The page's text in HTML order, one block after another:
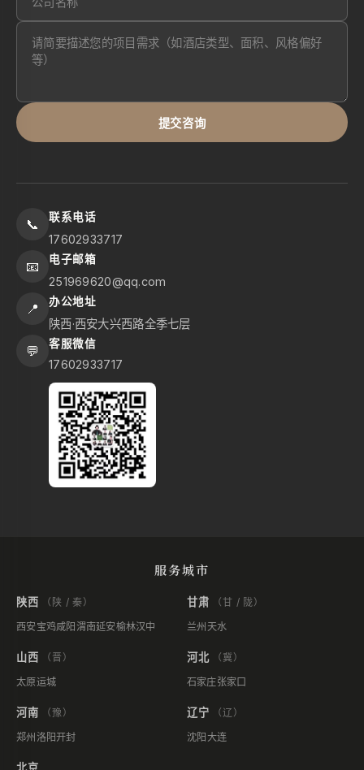
提交咨询
📞 联系电话
17602933717
📧 电子邮箱
251969620@qq.com
📍 办公地址
陕西·西安大兴西路全季七层
💬 客服微信
17602933717
服务城市
陕西
（陕 / 秦）
西安宝鸡咸阳 渭南延安榆林汉中
甘肃
（甘 / 陇）
兰州 天水
山西
（晋）
太原运城
河北
（冀）
石家庄张家口
河南
（豫）
郑州 洛阳开封
辽宁
（辽）
沈阳 大连